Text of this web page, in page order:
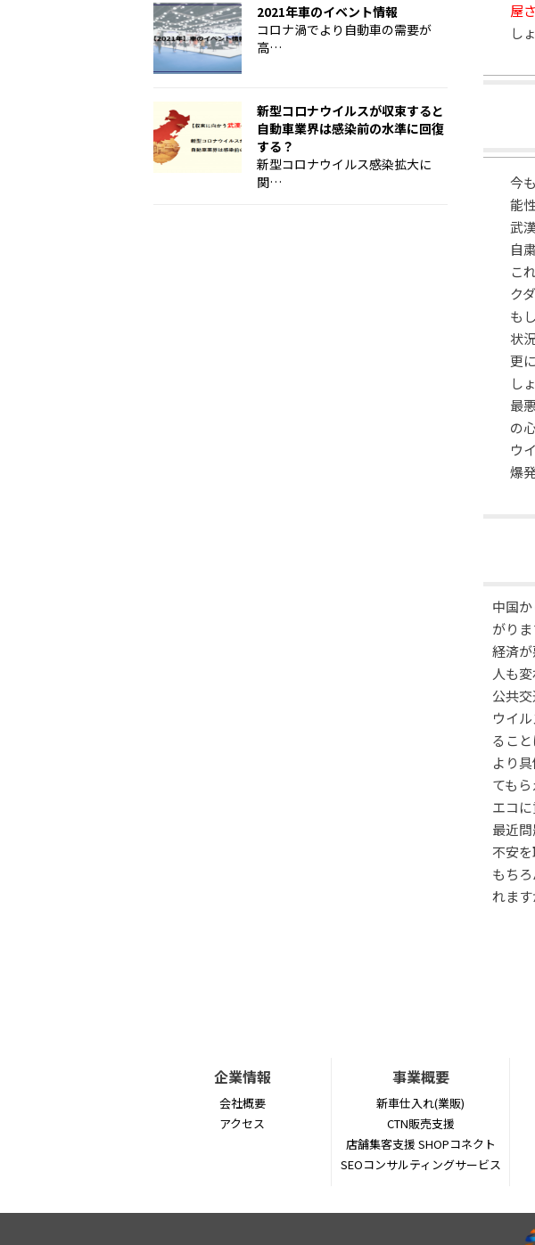
屋
し
今
能
武
自
こ
ク
も
状
更
し
最
の
ウ
爆
中国
がり
経済
人も変
公共
ウイ
るこ
より
ても
エコ
最近
不安を
もち
れま
2021年車のイベント情報
コロナ渦でより自動車の需要が
高…
新型コロナウイルスが収束すると
自動車業界は感染前の水準に回復
する？
新型コロナウイルス感染拡大に
関…
企業情報
会社概要
アクセス
事業概要
新車仕入れ(業販)
CTN販売支援
店舗集客支援 SHOPコネクト
SEOコンサルティングサービス